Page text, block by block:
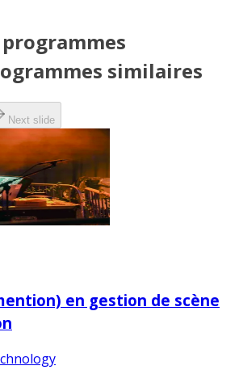
similaires
Next slide
en gestion de scène